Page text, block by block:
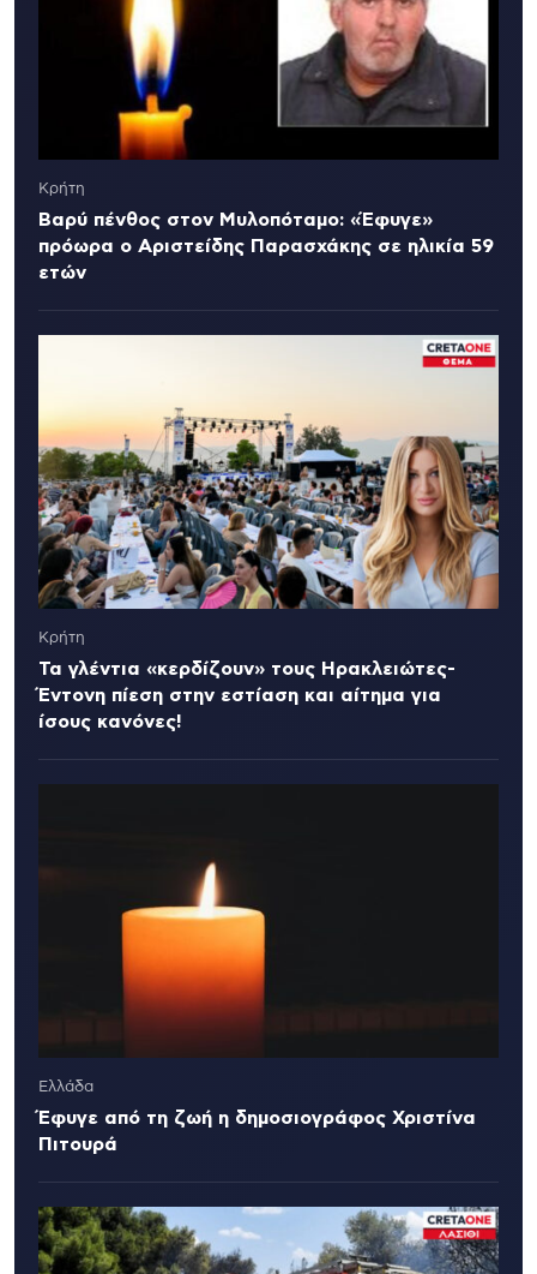
Κρήτη
Βαρύ πένθος στον Μυλοπόταμο: «Έφυγε»
πρόωρα ο Αριστείδης Παρασχάκης σε ηλικία 59
ετών
Κρήτη
Τα γλέντια «κερδίζουν» τους Ηρακλειώτες-
Έντονη πίεση στην εστίαση και αίτημα για
ίσους κανόνες!
Ελλάδα
Έφυγε από τη ζωή η δημοσιογράφος Χριστίνα
Πιτουρά